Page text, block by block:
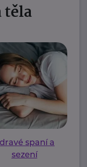
těla
spaní a
sezení